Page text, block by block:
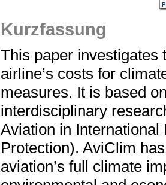
Kurzfassung
This paper investigates
airline’s costs for
measures. It is based
interdisciplinary
Aviation in
Protection). AviClim
aviation’s full climate